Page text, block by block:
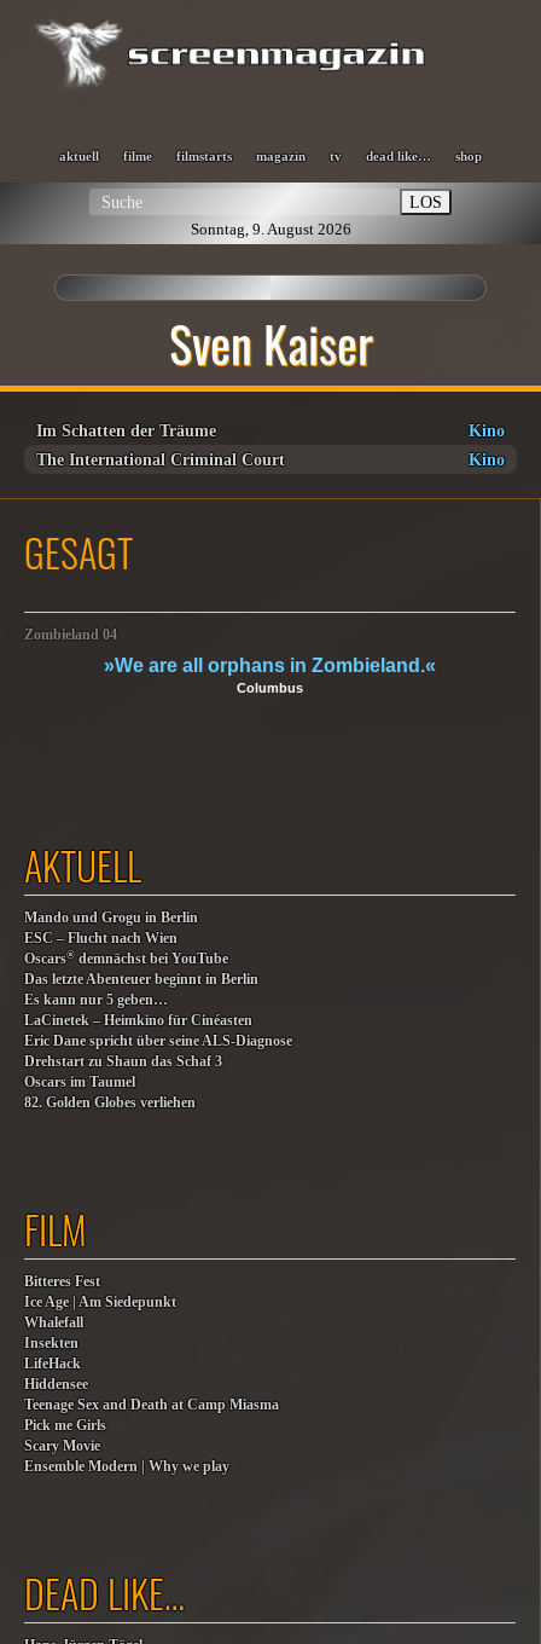
aktuell filme filmstarts magazin tv dead like… shop
LOS
Sonntag, 9. August 2026
Sven Kaiser
Im Schatten der Träume
Kino
The International Criminal Court
Kino
GESAGT
Zombieland 04
»We are all orphans in Zombieland.«
Columbus
AKTUELL
Mando und Grogu in Berlin
ESC – Flucht nach Wien
Oscars® demnächst bei YouTube
Das letzte Abenteuer beginnt in Berlin
Es kann nur 5 geben…
LaCinetek – Heimkino für Cinéasten
Eric Dane spricht über seine ALS-Diagnose
Drehstart zu Shaun das Schaf 3
Oscars im Taumel
82. Golden Globes verliehen
FILM
Bitteres Fest
Ice Age | Am Siedepunkt
Whalefall
Insekten
LifeHack
Hiddensee
Teenage Sex and Death at Camp Miasma
Pick me Girls
Scary Movie
Ensemble Modern | Why we play
DEAD LIKE…